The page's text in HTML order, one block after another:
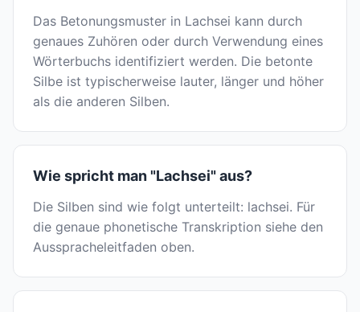
Das Betonungsmuster in Lachsei kann durch
genaues Zuhören oder durch Verwendung eines
Wörterbuchs identifiziert werden. Die betonte
Silbe ist typischerweise lauter, länger und höher
als die anderen Silben.
Wie spricht man "Lachsei" aus?
Die Silben sind wie folgt unterteilt: lachsei. Für
die genaue phonetische Transkription siehe den
Ausspracheleitfaden oben.